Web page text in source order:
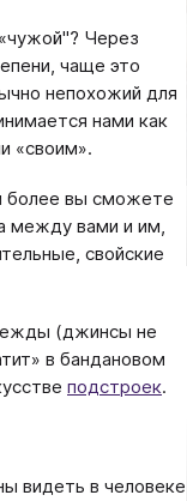
Через
чаще это
непохожий для
нами как
«своим».
более вы сможете
между вами и им,
свойские
(джинсы не
в бандановом
подстроек.
видеть в человеке